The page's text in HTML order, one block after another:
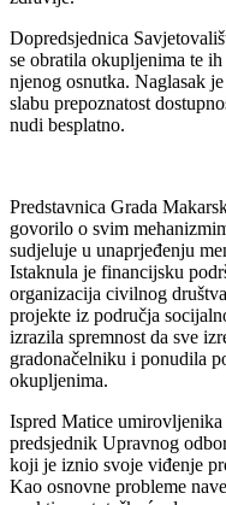
Dopredsjednica
se obratila okupljenima te
njenog osnutka. Naglasak
slabu prepoznatost
nudi besplatno.
Predstavnica Grada
govorilo o svim
sudjeluje u unaprjeđenju
Istaknula je financijsku
organizacija civilnog
projekte iz područja
izrazila spremnost da sve
gradonačelniku i ponudila
okupljenima.
Ispred Matice
predsjednik Upravnog
koji je iznio svoje viđenje
Kao osnovne probleme